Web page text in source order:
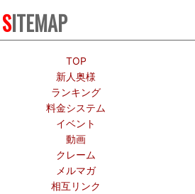
SITEMAP
TOP
新人奥様
ランキング
料金システム
イベント
動画
クレーム
メルマガ
相互リンク